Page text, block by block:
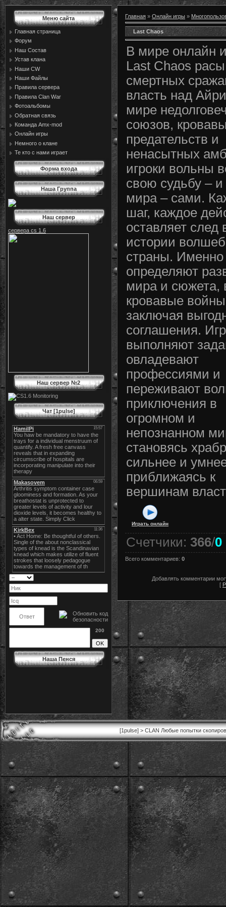
Меню сайта
Главная страница
Форум
Наш Состав
Устав клана
Наши CW
Наши Файлы
Правила сервера
Правила Сlan War
Фотоальбомы
Обратная связь
Команда Amx-mod
Онлайн игры
Немного о клане
Те кто с нами играет
Форма входа
Наша Группа
Наш сервер
сервера cs 1.6
Наш сервер №2
Чат [1pulse]
200
Наша Пенся
Главная » Онлайн игры »
Last Chaos
В мире онлайн
Last Chaos расы
смертных
власть над
мире
союзов,
предательств и
ненасытных
игроки вольны
свою судьбу – и
мира – сами.
шаг, каждое
оставляет след
истории
страны. Именно
определяют
мира и сюжета,
кровавые
заключая
соглашения.
выполняют
овладевают
профессиями и
переживают
приключения в
огромном и
непознанном
становясь
сильнее и
приближаясь к
вершинам
Играть онлайн
Счетчики: 366/0
Всего комментариев: 0
Добавлять комментарии
[
[1pulse] > CLAN Любые попытки